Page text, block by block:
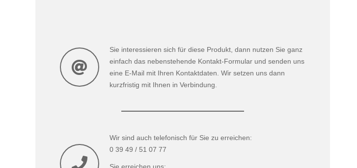
Sie interessieren sich für diese Produkt, dann nutzen Sie ganz
einfach das nebenstehende Kontakt-Formular und senden uns
eine E-Mail mit Ihren Kontaktdaten. Wir setzen uns dann
kurzfristig mit Ihnen in Verbindung.
Wir sind auch telefonisch für Sie zu erreichen:
0 39 49 / 51 07 77
Sie erreichen uns: